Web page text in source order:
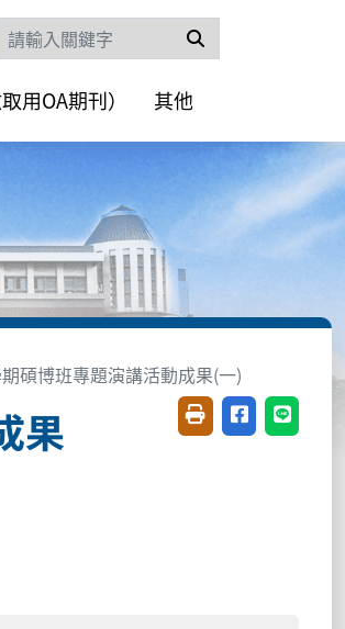
用OA期刊） 其他
碩博班專題演講活動成果(一)
果
友善列印(開新視窗)
分享至臉書(
分享至